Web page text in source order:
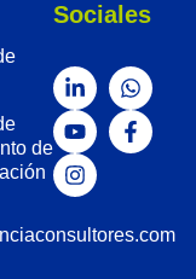
de
Sociales
L
i
n
k
e
d
n
-
W
h
a
t
p
Y
o
u
t
u
b
F
a
c
e
k
-
I
n
s
t
a
g
a
m